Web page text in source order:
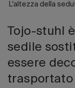
L'altezza della
Tojo-stuhl
sedile
essere
trasportato